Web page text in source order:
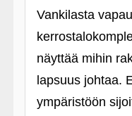
Vankilasta
näyttää mihin
lapsuus johtaa.
ympäristöön